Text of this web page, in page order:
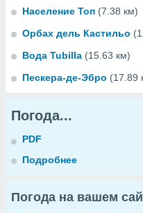
Население Топ (7.38 км)
Орбах дель Кастильо
Вода Tubilla (15.63 км)
Пескера-де-Эбро (17.89
Погода...
PDF
Подробнее
Погода на вашем